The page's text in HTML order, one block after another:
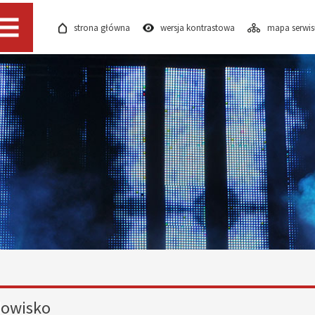
Menu strona główna wersja kontrastowa mapa